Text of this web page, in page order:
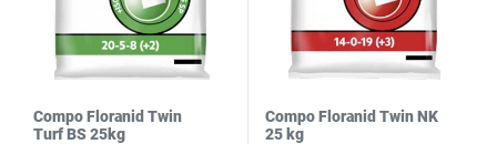
Compo Floranid Twin
Turf BS 25kg
Compo Floranid Twin NK
25 kg